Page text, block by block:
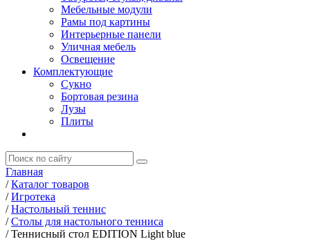
Мебельные модули
Рамы под картины
Интерьерные панели
Уличная мебель
Освещение
Комплектующие
Сукно
Бортовая резина
Лузы
Плиты
Главная
/ Каталог товаров
/ Игротека
/ Настольный теннис
/ Столы для настольного тенниса
/ Теннисный стол EDITION Light blue